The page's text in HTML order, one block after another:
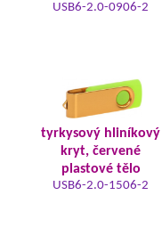
USB6-2.0-0906-2
tyrkysový hliníkový
kryt, červené
plastové tělo
USB6-2.0-1506-2